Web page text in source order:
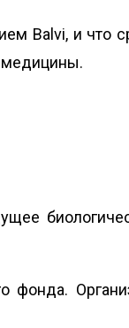
Balvi, и
медицины.
фонда.